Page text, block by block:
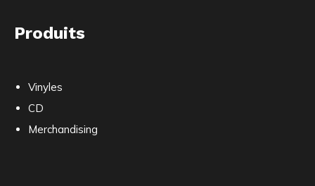
Produits
Vinyles
CD
Merchandising